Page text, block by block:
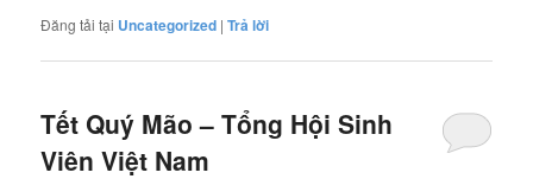
Đăng tải tại Uncategorized |Trả lời
Tết Quý Mão – Tổng Hội Sinh
Viên Việt Nam